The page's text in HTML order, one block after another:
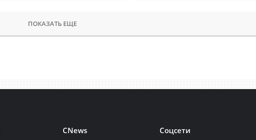
ПОКАЗАТЬ ЕЩЕ
CNews Соцсети